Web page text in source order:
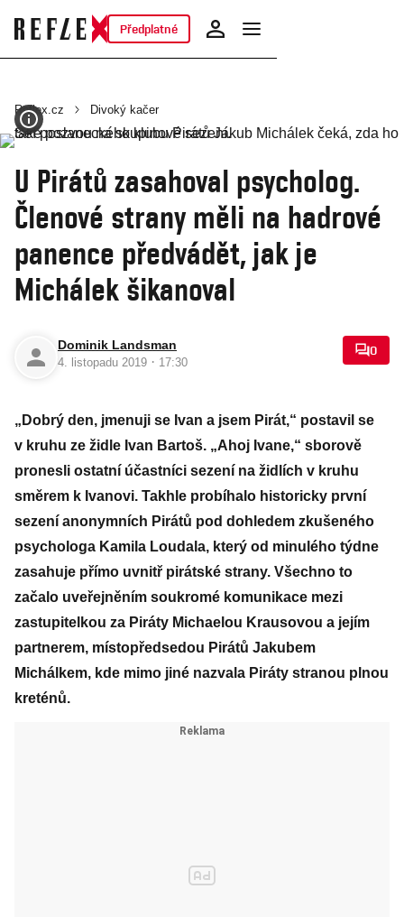
Předplatné
Reflex.cz Divoký kačer
U Pirátů zasahoval psycholog.
Členové strany měli na hadrové
panence předvádět, jak je
Michálek šikanoval
Dominik Landsman
4. listopadu 2019 · 17:30
0
„Dobrý den, jmenuji se Ivan a jsem Pirát,“ postavil se
v kruhu ze židle Ivan Bartoš. „Ahoj Ivane,“ sborově
pronesli ostatní účastníci sezení na židlích v kruhu
směrem k Ivanovi. Takhle probíhalo historicky první
sezení anonymních Pirátů pod dohledem zkušeného
psychologa Kamila Loudala, který od minulého týdne
zasahuje přímo uvnitř pirátské strany. Všechno to
začalo uveřejněním soukromé komunikace mezi
zastupitelkou za Piráty Michaelou Krausovou a jejím
partnerem, místopředsedou Pirátů Jakubem
Michálkem, kde mimo jiné nazvala Piráty stranou plnou
kreténů.